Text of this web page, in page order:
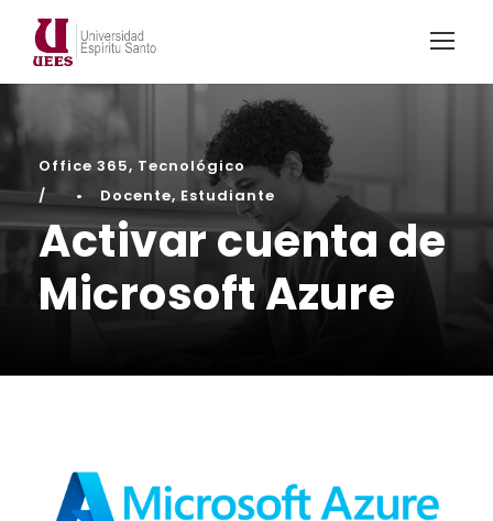
Office 365, Tecnológico
•
Docente, Estudiante
Activar cuenta de
Microsoft Azure